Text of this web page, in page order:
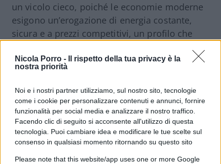
Nicola Porro -
Il rispetto della tua privacy è la
nostra priorità
Noi e i nostri partner utilizziamo, sul nostro sito, tecnologie
come i cookie per personalizzare contenuti e annunci, fornire
funzionalità per social media e analizzare il nostro traffico.
Facendo clic di seguito si acconsente all'utilizzo di questa
tecnologia. Puoi cambiare idea e modificare le tue scelte sul
consenso in qualsiasi momento ritornando su questo sito
Please note that this website/app uses one or more Google
un vicolo cieco, poiché le economie moderne
esigono un’erogazione di energia costante,
sicura e a prezzi competitivi, un profilo che
garantire.
Leggi anche:
Arriva il nucleare? Via libera alla Camera: cosa
succede ora
Il campo largo salta in aria sul nucleare
Elettricità meno tassata del gas: il piano Ue